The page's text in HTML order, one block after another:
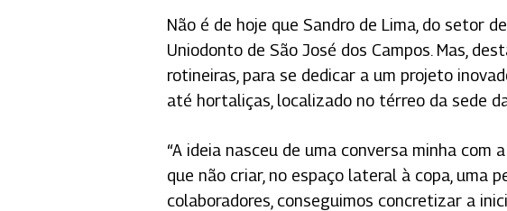
Não é de hoje que Sandro de Lima, do setor
Uniodonto de São José dos Campos. Mas,
rotineiras, para se dedicar a um projeto
até hortaliças, localizado no térreo da sede
“A ideia nasceu de uma conversa minha com
que não criar, no espaço lateral à copa, uma
colaboradores, conseguimos concretizar a